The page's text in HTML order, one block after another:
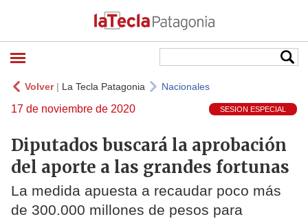
Volver| La Tecla Patagonia Nacionales
17 de noviembre de 2020 SESION ESPECIAL
Diputados buscará la aprobación
del aporte a las grandes fortunas
La medida apuesta a recaudar poco más
de 300.000 millones de pesos para